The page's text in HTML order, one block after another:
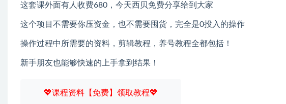
这套课外面有人收费680，今天西贝免费分享给到大家
这个项目不需要你压资金，也不需要囤货，完全是0投入的操作
操作过程中所需要的资料，剪辑教程，养号教程全都包括！
新手朋友也能够快速的上手拿到结果！
💖课程资料【免费】领取教程💖